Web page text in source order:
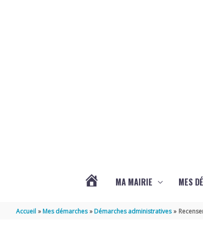
MA MAIRIE MES
Accueil Mes démarches Démarches administratives